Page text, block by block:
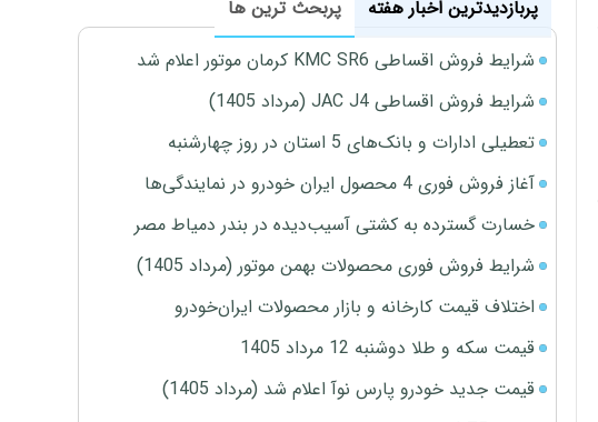
پربازدیدترین اخبار هفته
پربحث ترین ها
شرایط فروش اقساطی KMC SR6 کرمان موتور اعلام شد
شرایط فروش اقساطی JAC J4 (مرداد 1405)
تعطیلی ادارات و بانک‌های 5 استان در روز چهارشنبه
آغاز فروش فوری 4 محصول ایران خودرو در نمایندگی‌ها
خسارت گسترده به کشتی آسیب‌دیده در بندر دمیاط مصر
شرایط فروش فوری محصولات بهمن موتور (مرداد 1405)
اختلاف قیمت کارخانه و بازار محصولات ایران‌خودرو
قیمت سکه و طلا دوشنبه 12 مرداد 1405
قیمت جدید خودرو پارس نوآ اعلام شد (مرداد 1405)